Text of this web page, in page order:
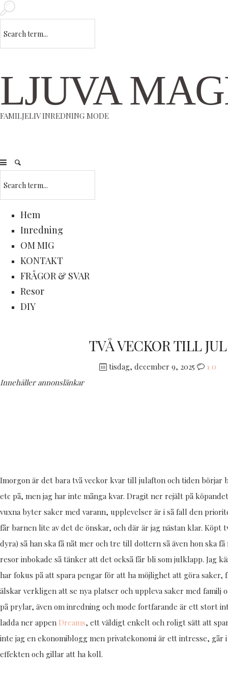
LJUVA
FAMILJELIV INREDNING MODE
Hem
Inredning
OM MIG
KONTAKT
FRÅGOR & SVAR
Resor
DIY
TVÅ VECKOR TILL JUL
tisdag, december 9, 2025 1 0
Innehåller annonslänkar
Imorgon är det bara två veckor kvar till julafton och tiden börjar
etc på, men jag har inte många kvar. Dragit ner rejält på
vuxna byter saker med varann, upplevelser är i så fall den
får barnen lite av det de önskar, och där är jag nästan klar. Köpt
dyra) så han ska få nåt mer och tre till dottern så även hon ska få
resor inbokade så tänker att det också får bli som julklapp. Jag
har fokus på att spara pengar för att ha möjlighet att göra saker,
älskar verkligen att se nya platser och uppleva saker med familj
på prylar, även om inredning och mode fortfarande är ett stort
ladda ner appen Dreams, ett väldigt enkelt och roligt sätt att
inte jag en ekonomiblogg men privatekonomi är ett intresse, går
effekten och gillar att ha koll.